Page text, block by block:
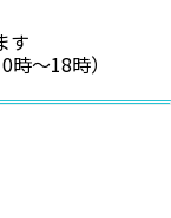
す
〜18時）